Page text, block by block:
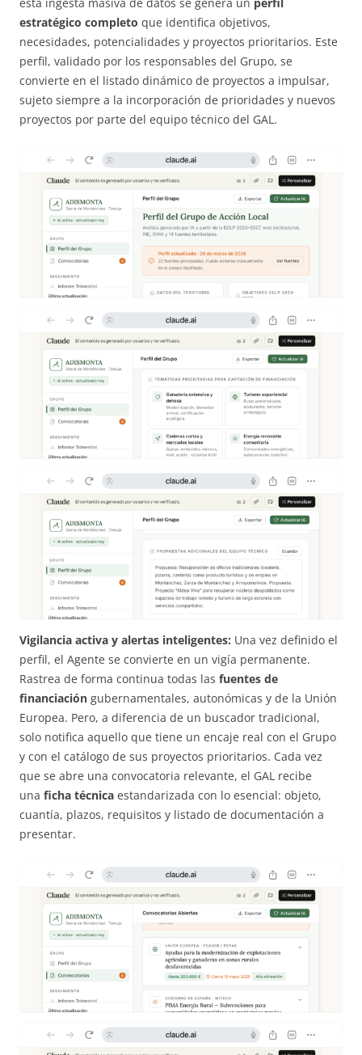
estratégico completo que identifica objetivos,
necesidades, potencialidades y proyectos prioritarios. Este
perfil, validado por los responsables del Grupo, se
convierte en el listado dinámico de proyectos a impulsar,
sujeto siempre a la incorporación de prioridades y nuevos
proyectos por parte del equipo técnico del GAL.
Vigilancia activa y alertas inteligentes: Una vez definido el
perfil, el Agente se convierte en un vigía permanente.
Rastrea de forma continua todas las fuentes de
financiación gubernamentales, autonómicas y de la Unión
Europea. Pero, a diferencia de un buscador tradicional,
solo notifica aquello que tiene un encaje real con el Grupo
y con el catálogo de sus proyectos prioritarios. Cada vez
que se abre una convocatoria relevante, el GAL recibe
una ficha técnica estandarizada con lo esencial: objeto,
cuantía, plazos, requisitos y listado de documentación a
presentar.